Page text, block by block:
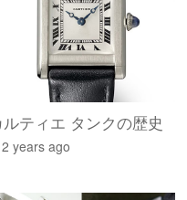
ルティエ タンクの歴史
2 years ago